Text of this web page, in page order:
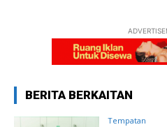
BERITA BERKAITAN
Tempatan